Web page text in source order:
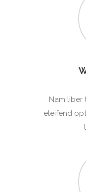
Nam liber
eleifend